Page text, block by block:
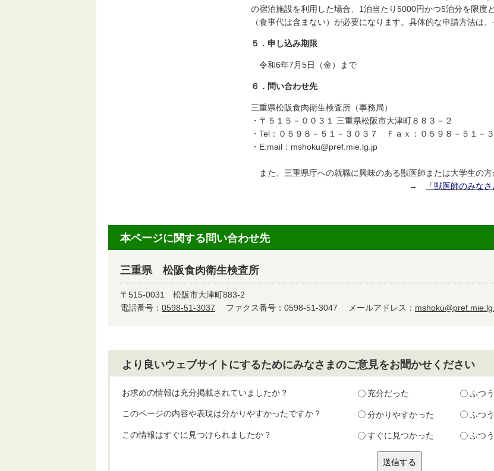
の宿泊施設を利用した場合、1泊当たり5000円かつ5泊分を限度
（食事代は含まない）が必要になります。具体的な申請方法は
５．申し込み期限
令和6年7月5日（金）まで
６．問い合わせ先
三重県松阪食肉衛生検査所（事務局）
・〒５１５－００３１ 三重県松阪市大津町８８３－２
・Tel：０５９８－５１－３０３７ Ｆａｘ：０５９８－５１－
・E.mail：mshoku@pref.mie.lg.jp
また、三重県庁への就職に興味のある獣医師または大学生の
→
「獣医師のみな
本ページに関する問い合わせ先
三重県 松阪食肉衛生検査所
〒515-0031 松阪市大津町883-2
電話番号： 0598-51-3037 ファクス番号：0598-51-3047 メールアドレス：
より良いウェブサイトにするためにみなさまのご意見をお聞かせください
お求めの情報は充分掲載されていましたか？ 充分だった ふつう
このページの内容や表現は分かりやすかったですか？ 分かりやすかった ふつう
この情報はすぐに見つけられましたか？ すぐに見つかった ふつう